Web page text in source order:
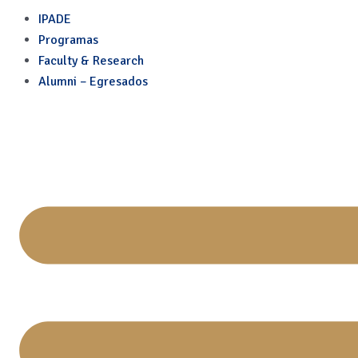
En busca de la felicidad:
IPADE
Programas
Faculty & Research
Alumni – Egresados